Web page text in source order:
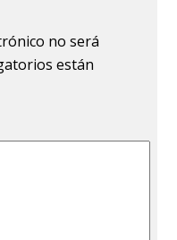
no será
están